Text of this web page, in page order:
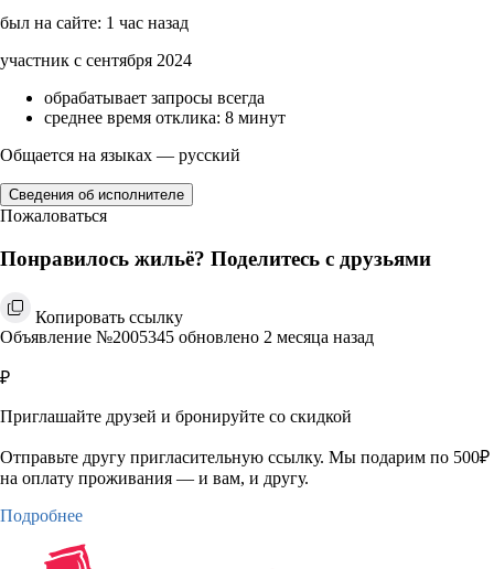
был на сайте: 1 час назад
участник с сентября 2024
обрабатывает запросы всегда
среднее время отклика: 8 минут
Общается на языках — русский
Сведения об исполнителе
Пожаловаться
Понравилось жильё? Поделитесь с друзьями
Копировать ссылку
Объявление №2005345 обновлено 2 месяца назад
₽
Приглашайте друзей и бронируйте со скидкой
Отправьте другу пригласительную ссылку. Мы подарим по 500₽
на оплату проживания — и вам, и другу.
Подробнее